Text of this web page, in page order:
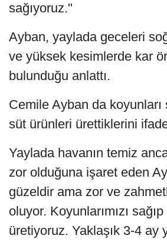
sağıyoruz."
Ayban, yaylada geceleri
ve yüksek kesimlerde kar
bulunduğu anlattı.
Cemile Ayban da koyunları
süt ürünleri ürettiklerini
Yaylada havanın temiz
zor olduğuna işaret eden
güzeldir ama zor ve
oluyor. Koyunlarımızı
üretiyoruz. Yaklaşık 3-4 ay